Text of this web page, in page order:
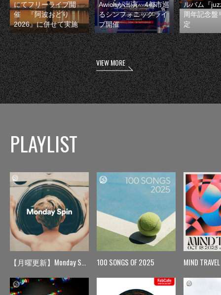
にてフリーライブ開
催 『阿波おどり
2026』に併せて実施
Awichが出演 4都市巡
るシンフォニックライ
ブ開催
ルバム『
周年記念盤
定
VIEW MORE
PLAYLIST
【月曜更新】Monday Spin 100 SONGS OF 2025 MIND TRAVEL